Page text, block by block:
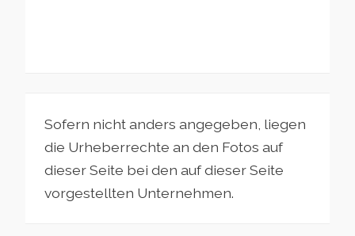
Sofern nicht anders angegeben, liegen
die Urheberrechte an den Fotos auf
dieser Seite bei den auf dieser Seite
vorgestellten Unternehmen.